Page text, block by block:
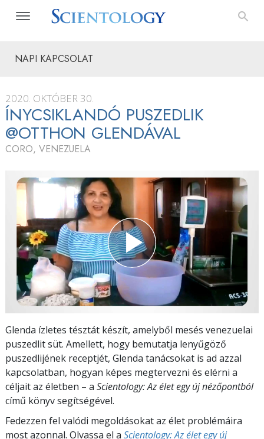
NAPI KAPCSOLAT
2020. OKTÓBER 30.
ÍNYCSIKLANDÓ PUSZEDLIK
@OTTHON GLENDÁVAL
CORO, VENEZUELA
Glenda ízletes tésztát készít, amelyből mesés venezuelai
puszedlit süt. Amellett, hogy bemutatja lenyűgöző
puszedlijének receptjét, Glenda tanácsokat is ad azzal
kapcsolatban, hogyan képes megtervezni és elérni a
céljait az életben – a Scientology: Az élet egy új nézőpontból
című könyv segítségével.
Fedezzen fel valódi megoldásokat az élet problémáira
most azonnal. Olvassa el a Scientology: Az élet egy új